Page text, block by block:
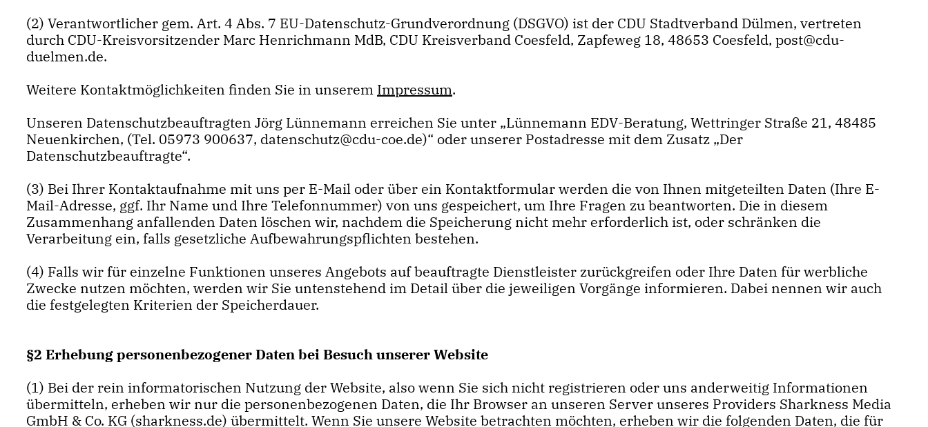
(2) Verantwortlicher gem. Art. 4 Abs. 7 EU-Datenschutz-Grundverordnung (DSGVO) ist der CDU Stadtverband Dülmen, vertreten
durch CDU-Kreisvorsitzender Marc Henrichmann MdB, CDU Kreisverband Coesfeld, Zapfeweg 18, 48653 Coesfeld, post@cdu-
duelmen.de.
Weitere Kontaktmöglichkeiten finden Sie in unserem Impressum.
Unseren Datenschutzbeauftragten Jörg Lünnemann erreichen Sie unter „Lünnemann EDV-Beratung, Wettringer Straße 21, 48485
Neuenkirchen, (Tel. 05973 900637, datenschutz@cdu-coe.de)“ oder unserer Postadresse mit dem Zusatz „Der
Datenschutzbeauftragte“.
(3) Bei Ihrer Kontaktaufnahme mit uns per E-Mail oder über ein Kontaktformular werden die von Ihnen mitgeteilten Daten (Ihre E-
Mail-Adresse, ggf. Ihr Name und Ihre Telefonnummer) von uns gespeichert, um Ihre Fragen zu beantworten. Die in diesem
Zusammenhang anfallenden Daten löschen wir, nachdem die Speicherung nicht mehr erforderlich ist, oder schränken die
Verarbeitung ein, falls gesetzliche Aufbewahrungspflichten bestehen.
(4) Falls wir für einzelne Funktionen unseres Angebots auf beauftragte Dienstleister zurückgreifen oder Ihre Daten für werbliche
Zwecke nutzen möchten, werden wir Sie untenstehend im Detail über die jeweiligen Vorgänge informieren. Dabei nennen wir auch
die festgelegten Kriterien der Speicherdauer.
§2 Erhebung personenbezogener Daten bei Besuch unserer Website
(1) Bei der rein informatorischen Nutzung der Website, also wenn Sie sich nicht registrieren oder uns anderweitig Informationen
übermitteln, erheben wir nur die personenbezogenen Daten, die Ihr Browser an unseren Server unseres Providers Sharkness Media
GmbH & Co. KG (sharkness.de) übermittelt. Wenn Sie unsere Website betrachten möchten, erheben wir die folgenden Daten, die für